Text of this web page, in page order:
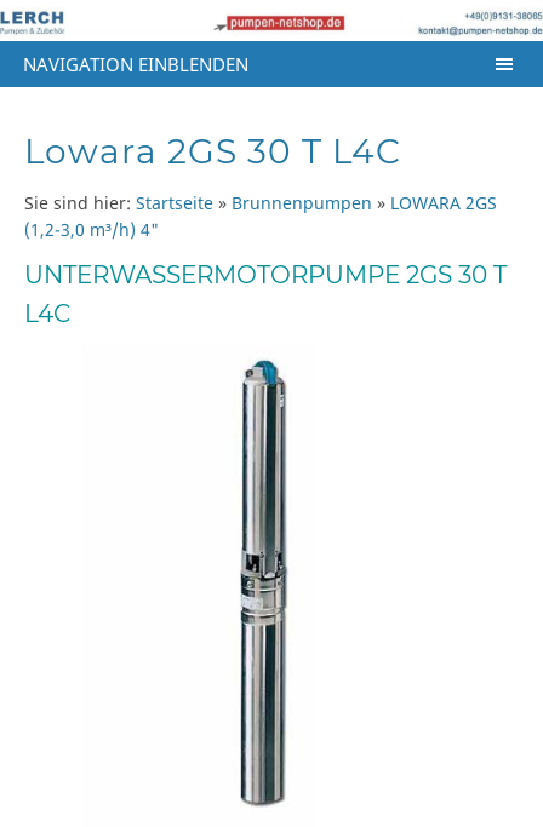
NAVIGATION EINBLENDEN
Lowara 2GS 30 T L4C
Sie sind hier: Startseite » Brunnenpumpen » LOWARA 2GS
(1,2-3,0 m³/h) 4"
UNTERWASSERMOTORPUMPE 2GS 30 T
L4C